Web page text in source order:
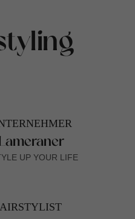
UP YOUR LIFE